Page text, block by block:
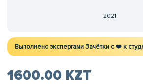
2021
Выполнено экспертами Зачётки c ❤️ к
1600.00 KZT